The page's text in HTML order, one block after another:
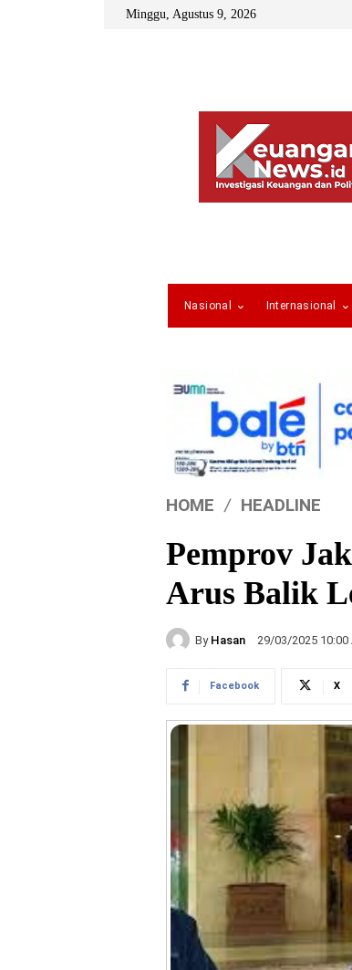
Minggu, Agustus 9, 2026
Nasional Internasional
HOME HEADLINE
Pemprov
Arus Balik
By Hasan 29/03/2025 10:00
Facebook X